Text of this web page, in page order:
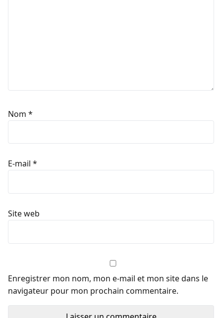
Nom *
E-mail *
Site web
Enregistrer mon nom, mon e-mail et mon site dans le
navigateur pour mon prochain commentaire.